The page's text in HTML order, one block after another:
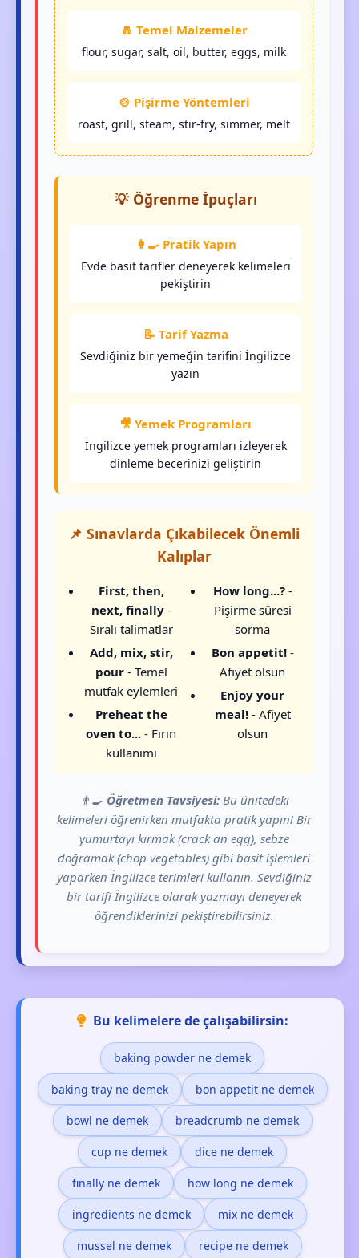
🧂 Temel Malzemeler
flour, sugar, salt, oil, butter, eggs, milk
🍲 Pişirme Yöntemleri
roast, grill, steam, stir-fry, simmer, melt
💡 Öğrenme İpuçları
👩‍🍳 Pratik Yapın
Evde basit tarifler deneyerek kelimeleri
pekiştirin
📝 Tarif Yazma
Sevdiğiniz bir yemeğin tarifini İngilizce
yazın
🎥 Yemek Programları
İngilizce yemek programları izleyerek
dinleme becerinizi geliştirin
📌 Sınavlarda Çıkabilecek Önemli
Kalıplar
First, then,
next, finally-
Sıralı talimatlar
Add, mix, stir,
pour- Temel
mutfak eylemleri
Preheat the
oven to... - Fırın
kullanımı
How long...?-
Pişirme süresi
sorma
Bon appetit!-
Afiyet olsun
Enjoy your
meal!- Afiyet
olsun
👨‍🍳 Öğretmen Tavsiyesi:Bu ünitedeki
kelimeleri öğrenirken mutfakta pratik yapın! Bir
yumurtayı kırmak (crack an egg), sebze
doğramak (chop vegetables) gibi basit işlemleri
yaparken İngilizce terimleri kullanın. Sevdiğiniz
bir tarifi İngilizce olarak yazmayı deneyerek
öğrendiklerinizi pekiştirebilirsiniz.
Bu kelimelere de çalışabilirsin:
baking powder ne demek
baking tray ne demek bon appetit ne demek
bowl ne demek breadcrumb ne demek
cup ne demek dice ne demek
finally ne demek how long ne demek
ingredients ne demek mix ne demek
mussel ne demek recipe ne demek